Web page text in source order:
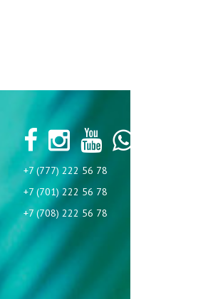
+7 (777) 222 56 78
+7 (701) 222 56 78
+7 (708) 222 56 78